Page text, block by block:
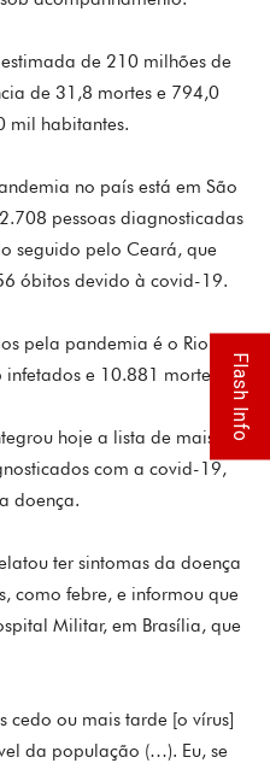
de 210 milhões de
de 31,8 mortes e 794,0
mil habitantes.
no país está em São
pessoas diagnosticadas
seguido pelo Ceará, que
óbitos devido à covid-19.
pela pandemia é o Rio de
e 10.881 mortes.
hoje a lista de mais de
com a covid-19,
doença.
ter sintomas da doença
como febre, e informou que
Militar, em Brasília, que
cedo ou mais tarde [o vírus]
da população (…). Eu, se
Flash Info